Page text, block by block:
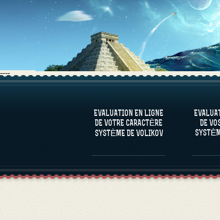
----
EVALUATION EN LIGNE
DE VOTRE CARACTÈRE
SYSTÈME DE VOLIKOV
DE
EVALUER LE CARACTÈRE
D’UNE PERSONNE
CÉLÈBRES